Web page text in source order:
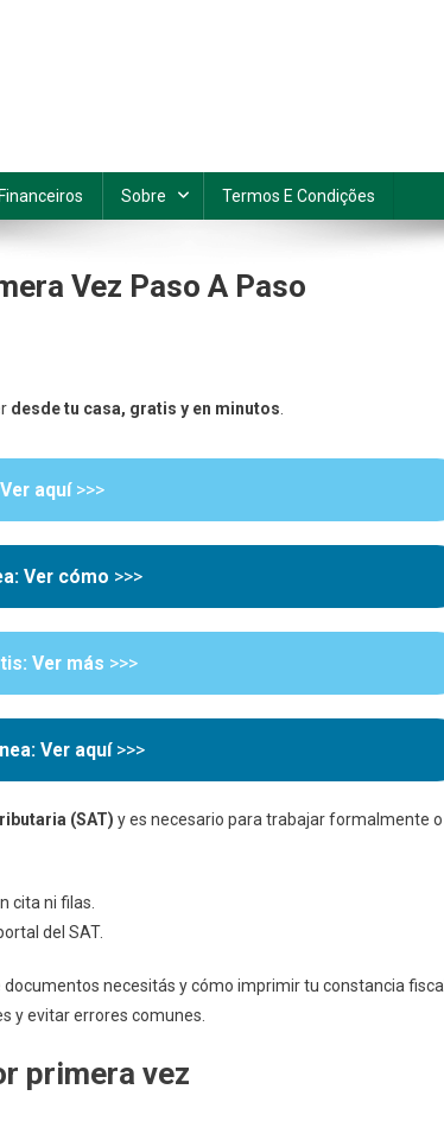
Sobre Termos E Condições
Vez Paso A Paso
desde tu casa, gratis y en minutos
aquí>>>
Ver cómo >>>
Ver más >>>
Ver aquí>>>
(SAT) y es necesario para trabajar formalmente o
cita ni filas.
del SAT.
documentos necesitás y cómo imprimir tu constancia fiscal.
y evitar errores comunes.
primera vez